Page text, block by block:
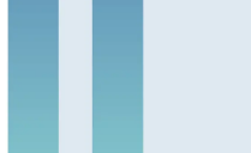
画像 ©